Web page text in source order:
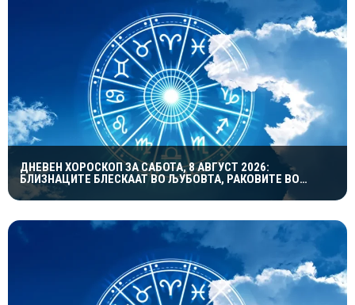
ДНЕВЕН ХОРОСКОП ЗА САБОТА, 8 АВГУСТ 2026:
БЛИЗНАЦИТЕ БЛЕСКААТ ВО ЉУБОВТА, РАКОВИТЕ ВО
КАРИЕРАТА, А ВАГИТЕ ИМААТ ОДЛИЧЕН ДЕН ЗА
ХАРМОНИЈА